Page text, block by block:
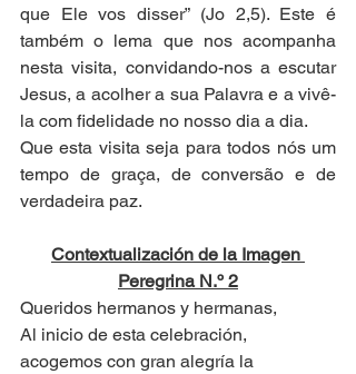
que Ele vos disser” (Jo 2,5). Este é
também o lema que nos acompanha
nesta visita, convidando-nos a escutar
Jesus, a acolher a sua Palavra e a vivê-
la com fidelidade no nosso dia a dia.
Que esta visita seja para todos nós um
tempo de graça, de conversão e de
verdadeira paz.
Contextualización de la Imagen
Peregrina N.º 2
Queridos hermanos y hermanas,
Al inicio de esta celebración,
acogemos con gran alegría la